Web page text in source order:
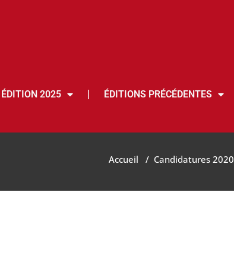
ÉDITION 2025 ÉDITIONS PRÉCÉDENTES
Accueil / Candidatures 2020